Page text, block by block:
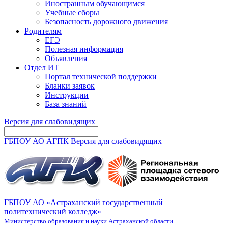
Иностранным обучающимся
Учебные сборы
Безопасность дорожного движения
Родителям
ЕГЭ
Полезная информация
Объявления
Отдел ИТ
Портал технической поддержки
Бланки заявок
Инструкции
База знаний
Версия для слабовидящих
ГБПОУ АО АГПК Версия для слабовидящих
ГБПОУ АО «Астраханский государственный
политехнический колледж»
Министерство образования и науки Астраханской области